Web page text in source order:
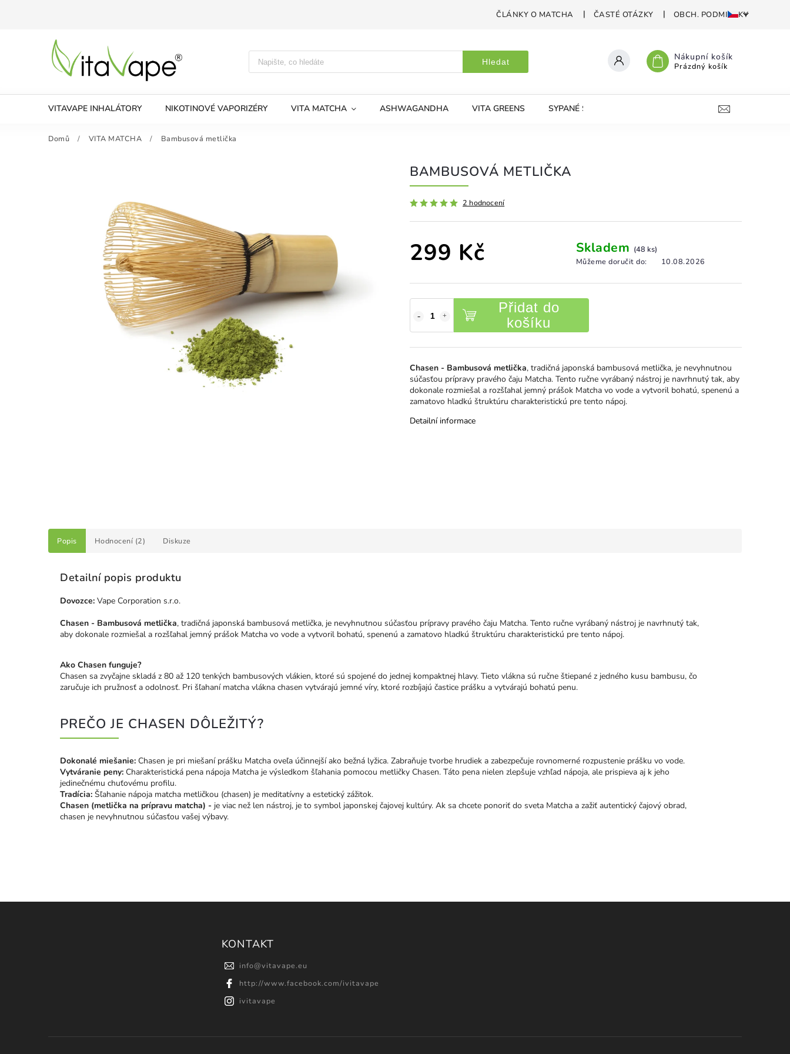
ČLÁNKY O MATCHA ČASTÉ OTÁZKY OBCH. PODMIENKY
Hledat Nákupní košík
Prázdný košík
VITAVAPE INHALÁTORY NIKOTINOVÉ VAPORIZÉRY VITA MATCHA ASHWAGANDHA VITA GREENS SYPANÉ SVÍČKY KONTAKT
Domů / VITA MATCHA / Bambusová metlička
BAMBUSOVÁ METLIČKA
2 hodnocení
299 Kč Skladem (48 ks)
Můžeme doručit do:
10.08.2026
Přidat do
košíku
Chasen - Bambusová metlička, tradičná japonská bambusová metlička, je nevyhnutnou
súčasťou prípravy pravého čaju Matcha. Tento ručne vyrábaný nástroj je navrhnutý tak, aby
dokonale rozmiešal a rozšľahal jemný prášok Matcha vo vode a vytvoril bohatú, spenenú a
zamatovo hladkú štruktúru charakteristickú pre tento nápoj.
Detailní informace
Popis Hodnocení (2) Diskuze
Detailní popis produktu
Dovozce: Vape Corporation s.r.o.
Chasen - Bambusová metlička, tradičná japonská bambusová metlička, je nevyhnutnou súčasťou prípravy pravého čaju Matcha. Tento ručne vyrábaný nástroj je navrhnutý tak,
aby dokonale rozmiešal a rozšľahal jemný prášok Matcha vo vode a vytvoril bohatú, spenenú a zamatovo hladkú štruktúru charakteristickú pre tento nápoj.
Ako Chasen funguje?
Chasen sa zvyčajne skladá z 80 až 120 tenkých bambusových vlákien, ktoré sú spojené do jednej kompaktnej hlavy. Tieto vlákna sú ručne štiepané z jedného kusu bambusu, čo
zaručuje ich pružnosť a odolnosť. Pri šľahaní matcha vlákna chasen vytvárajú jemné víry, ktoré rozbíjajú častice prášku a vytvárajú bohatú penu.
PREČO JE CHASEN DÔLEŽITÝ?
Dokonalé miešanie: Chasen je pri miešaní prášku Matcha oveľa účinnejší ako bežná lyžica. Zabraňuje tvorbe hrudiek a zabezpečuje rovnomerné rozpustenie prášku vo vode.
Vytváranie peny: Charakteristická pena nápoja Matcha je výsledkom šľahania pomocou metličky Chasen. Táto pena nielen zlepšuje vzhľad nápoja, ale prispieva aj k jeho
jedinečnému chuťovému profilu.
Tradícia: Šľahanie nápoja matcha metličkou (chasen) je meditatívny a estetický zážitok.
Chasen (metlička na prípravu matcha) - je viac než len nástroj, je to symbol japonskej čajovej kultúry. Ak sa chcete ponoriť do sveta Matcha a zažiť autentický čajový obrad,
chasen je nevyhnutnou súčasťou vašej výbavy.
KONTAKT
info@vitavape.eu
http://www.facebook.com/ivitavape
ivitavape